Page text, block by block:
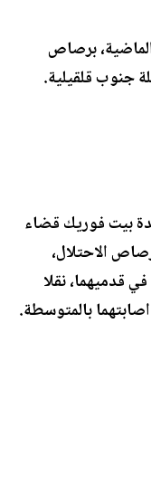
برصاص
جنوب قلقيلية.
بيت فوريك قضاء
الاحتلال،
قدميهما، نقلا
بالمتوسطة.